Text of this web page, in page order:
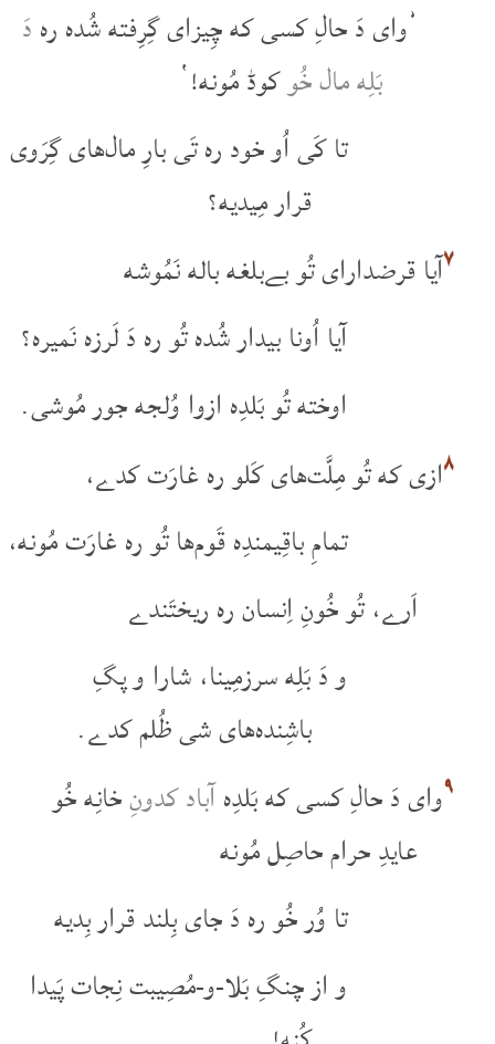
’وای دَ حالِ کسی که چِیزای گِرِفته شُده رهدَ
بَلِه مال خُوکوڈ مُونه!‘
تا کَی اُو خود ره تَی بارِ مال‌های گِرَوی
قرار مِیدیه؟
۷آیا قرضدارای تُو بےبلغه باله نَمُوشه
آیا اُونا بیدار شُده تُو ره دَ لَرزه نَمیره؟
اوخته تُو بَلدِه ازوا وُلجه جور مُوشی.
۸ازی که تُو مِلَّت‌های کَلو ره غارَت کدے،
تمامِ باقِیمندِه قَوم‌ها تُو ره غارَت مُونه،
اَرے، تُو خُونِ اِنسان ره ریختَندے
و دَ بَلِه سرزمِینا، شارا و پگِ
باشِنده‌های شی ظُلم کدے.
۹وای دَ حالِ کسی که بَلدِهآباد کدونِخانِه خُو
عایدِ حرام حاصِل مُونه
تا وُر خُو ره دَ جای بِلند قرار بِدیه
و از چنگِ بَلا-و-مُصِیبت نِجات پَیدا